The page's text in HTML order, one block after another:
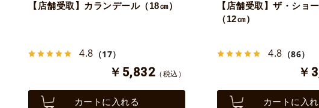
【店舗受取】カランデール（18㎝）
4.8 （17）
￥5,832 （税込）
カートに入れる
【店舗受取】ザ・ショ
（12㎝）
4.8 （86）
￥
カートに入